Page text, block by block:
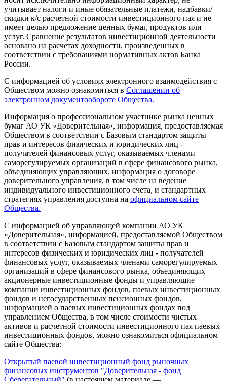
учитывает налоги и иные обязательные платежи, надбавки/
скидки к/с расчетной стоимости инвестиционного пая и не
имеет целью предложение ценных бумаг, продуктов или
услуг. Сравнение результатов инвестиционной деятельности
основано на расчетах доходности, произведенных в
соответствии с требованиями нормативных актов Банка
России.
С информацией об условиях электронного взаимодействия с
Обществом можно ознакомиться в Соглашении об
электронном документообороте Общества.
Информация о профессиональном участнике рынка ценных
бумаг АО УК «Доверительная», информация, предоставляемая
Обществом в соответствии с Базовым стандартом защиты
прав и интересов физических и юридических лиц -
получателей финансовых услуг, оказываемых членами
саморегулируемых организаций в сфере финансового рынка,
объединяющих управляющих, информация о договоре
доверительного управления, в том числе на ведение
индивидуального инвестиционного счета, и стандартных
стратегиях управления доступна на официальном сайте
Общества.
С информацией об управляющей компании АО УК
«Доверительная», информацией, предоставляемой Обществом
в соответствии с Базовым стандартом защиты прав и
интересов физических и юридических лиц - получателей
финансовых услуг, оказываемых членами саморегулируемых
организаций в сфере финансового рынка, объединяющих
акционерные инвестиционные фонды и управляющие
компании инвестиционных фондов, паевых инвестиционных
фондов и негосударственных пенсионных фондов,
информацией о паевых инвестиционных фондах под
управлением Общества, в том числе стоимости чистых
активов и расчетной стоимости инвестиционного пая паевых
инвестиционных фондов, можно ознакомиться официальном
сайте Общества:
Открытый паевой инвестиционный фонд рыночных
финансовых инструментов "Доверительная - фонд